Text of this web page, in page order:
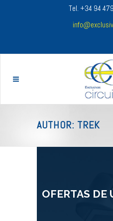
Tel. +34 94
AUTHOR: TREK
OFERTAS DE